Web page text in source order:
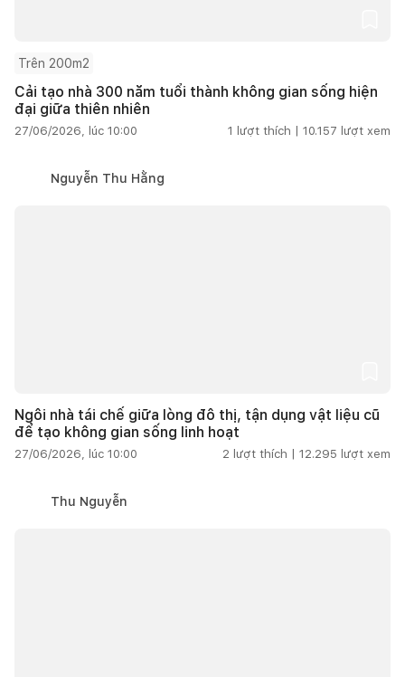
Trên 200m2
Cải tạo nhà 300 năm tuổi thành không gian sống hiện
đại giữa thiên nhiên
27/06/2026, lúc 10:00 1 lượt thích | 10.157 lượt xem
Nguyễn Thu Hằng
Ngôi nhà tái chế giữa lòng đô thị, tận dụng vật liệu cũ
để tạo không gian sống linh hoạt
27/06/2026, lúc 10:00 2 lượt thích | 12.295 lượt xem
Thu Nguyễn